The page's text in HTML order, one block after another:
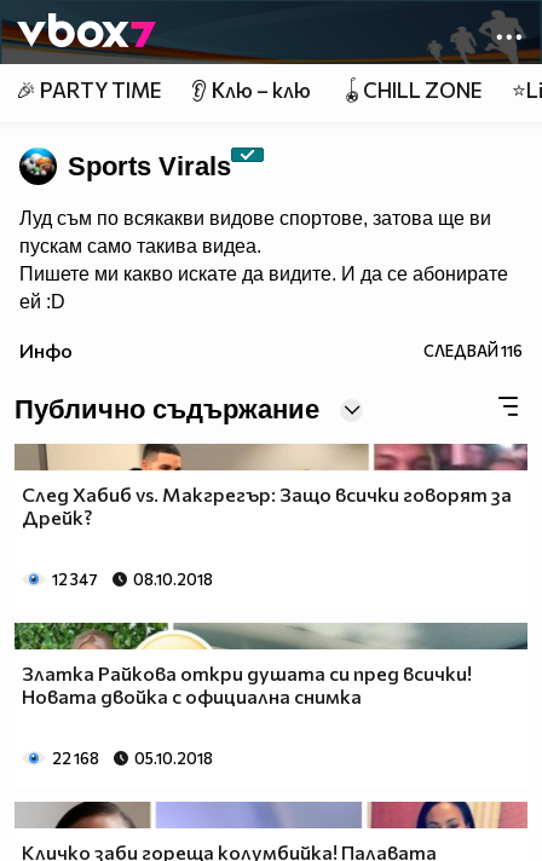
👾
🎉 PARTY TIME 👂 Клю – клю 🪀CHILL ZONE
Sports Virals
Луд съм по всякакви видове спортове, затова ще ви
пускам само такива видеа.
Пишете ми какво искате да видите. И да се абонирате
ей :D
Инфо СЛЕДВАЙ116
Публично съдържание
След Хабиб vs. Макгрегър: Защо всички говорят за
Дрейк?
12 347 08.10.2018
Златка Райкова откри душата си пред всички!
Новата двойка с официална снимка
22 168 05.10.2018
Кличко заби гореща колумбийка! Палавата